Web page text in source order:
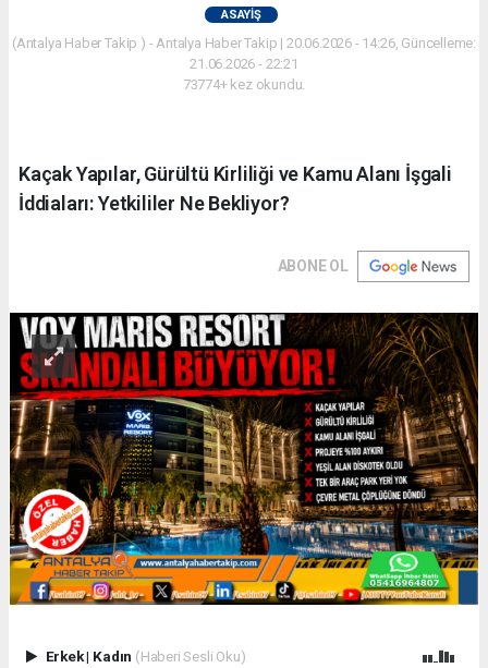
ASAYIŞ
(Antalya Haber Takip ) - Antalya Haber Takip | 20.06.2026 - 14:26, Güncelleme:
21.06.2026 - 22:21
73774+ kez okundu.
Kaçak Yapılar, Gürültü Kirliliği ve Kamu Alanı İşgali
İddiaları: Yetkililer Ne Bekliyor?
ABONE OL
Erkek| Kadın (Haberi Sesli Oku)